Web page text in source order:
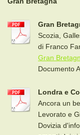
Gran
Scozia,
di Franco
Gran
Documento
Londra e
Ancora un
Levorato e
Dovizia